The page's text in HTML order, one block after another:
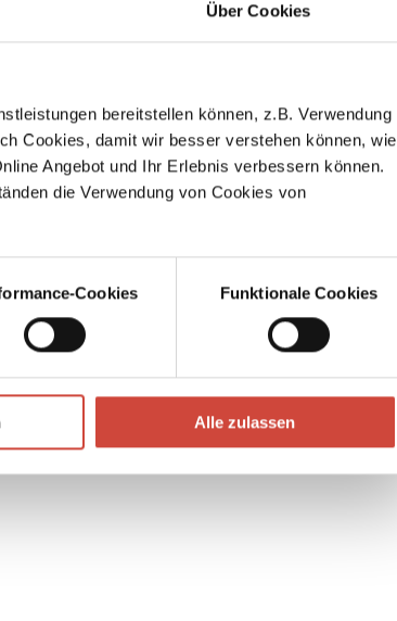
Über Cookies
bereitstellen können, z.B. Verwendung
Cookies, damit wir besser verstehen können, wie
Angebot und Ihr Erlebnis verbessern können.
die Verwendung von Cookies von
Cookies Funktionale Cookies
Alle zulassen